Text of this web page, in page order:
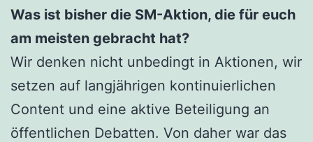
Was ist bisher die SM-Aktion, die für euch
am meisten gebracht hat?
Wir denken nicht unbedingt in Aktionen, wir
setzen auf langjährigen kontinuierlichen
Content und eine aktive Beteiligung an
öffentlichen Debatten. Von daher war das